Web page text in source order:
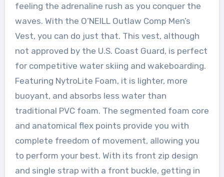
feeling the adrenaline rush as you conquer the
waves. With the O’NEILL Outlaw Comp Men’s
Vest, you can do just that. This vest, although
not approved by the U.S. Coast Guard, is perfect
for competitive water skiing and wakeboarding.
Featuring NytroLite Foam, it is lighter, more
buoyant, and absorbs less water than
traditional PVC foam. The segmented foam core
and anatomical flex points provide you with
complete freedom of movement, allowing you
to perform your best. With its front zip design
and single strap with a front buckle, getting in